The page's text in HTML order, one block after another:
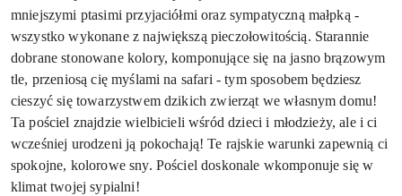
mniejszymi ptasimi przyjaciółmi oraz sympatyczną małpką -
wszystko wykonane z największą pieczołowitością. Starannie
dobrane stonowane kolory, komponujące się na jasno brązowym
tle, przeniosą cię myślami na safari - tym sposobem będziesz
cieszyć się towarzystwem dzikich zwierząt we własnym domu!
Ta pościel znajdzie wielbicieli wśród dzieci i młodzieży, ale i ci
wcześniej urodzeni ją pokochają! Te rajskie warunki zapewnią ci
spokojne, kolorowe sny. Pościel doskonale wkomponuje się w
klimat twojej sypialni!